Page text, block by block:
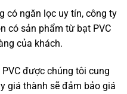
có ngăn lọc uy tín, công ty
có sản phẩm từ bạt PVC
của khách.
được chúng tôi cung
giá thành sẽ đảm bảo giá